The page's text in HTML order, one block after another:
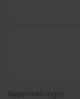
Nebenwirkungen